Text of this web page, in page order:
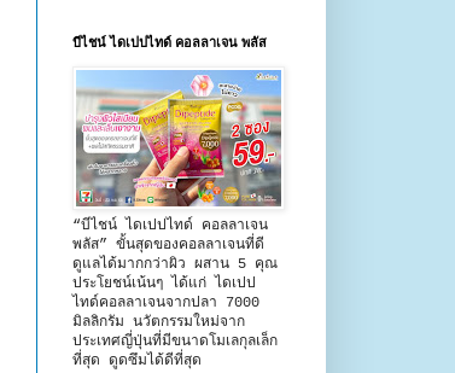
บีไชน์ ไดเปปไทด์ คอลลาเจน พลัส
“บีไชน์ ไดเปปไทด์ คอลลาเจน
พลัส” ขั้นสุดของคอลลาเจนที่ดี
ดูแลได้มากกว่าผิว ผสาน 5 คุณ
ประโยชน์เน้นๆ ได้แก่ ไดเปป
ไทด์คอลลาเจนจากปลา 7000
มิลลิกรัม นวัตกรรมใหม่จาก
ประเทศญี่ปุ่นที่มีขนาดโมเลกุลเล็ก
ที่สุด ดูดซึมได้ดีที่สุด